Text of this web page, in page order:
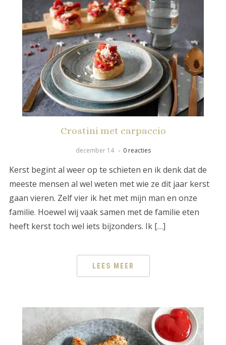
Crostini met carpaccio
december 14 0 reacties
Kerst begint al weer op te schieten en ik denk dat de
meeste mensen al wel weten met wie ze dit jaar kerst
gaan vieren. Zelf vier ik het met mijn man en onze
familie. Hoewel wij vaak samen met de familie eten
heeft kerst toch wel iets bijzonders. Ik […]
LEES MEER